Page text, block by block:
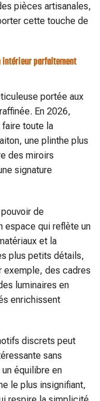
pièces artisanales,
cette touche de
parfaitement
portée aux
En 2026,
toute la
une plinthe plus
des miroirs
signature
de
espace qui reflète un
et la
plus petits détails,
exemple, des cadres
luminaires en
enrichissent
discrets peut
sans
équilibre en
le plus insignifiant,